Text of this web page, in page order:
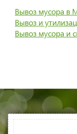
Вывоз мусора в
Вывоз и
Вывоз мусора и